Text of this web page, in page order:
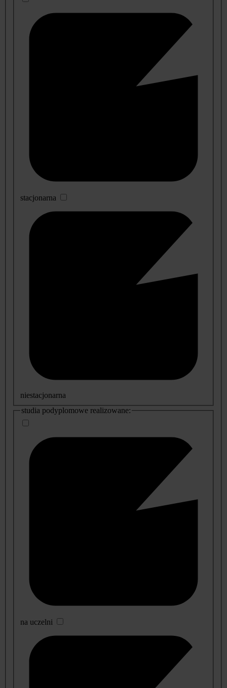
stacjonarna
niestacjonarna
studia podyplomowe realizowane:
na uczelni